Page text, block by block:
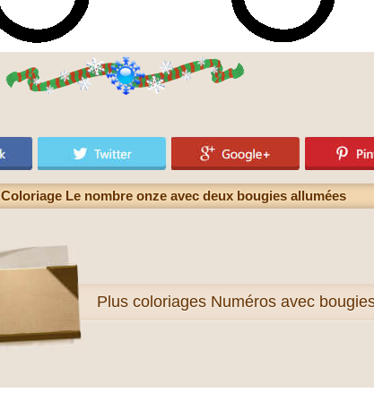
Coloriage Le nombre onze avec deux bougies allumées
Plus coloriages Numéros avec